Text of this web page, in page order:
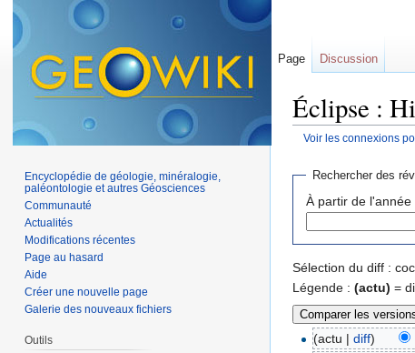
Éclipse :
Voir les connexions
Rechercher des
À partir de
Sélection du diff :
Légende : (actu) =
(actu |diff)
Page Discussion
Encyclopédie de géologie, minéralogie,
paléontologie et autres Géosciences
Communauté
Actualités
Modifications récentes
Page au hasard
Aide
Créer une nouvelle page
Galerie des nouveaux fichiers
Outils